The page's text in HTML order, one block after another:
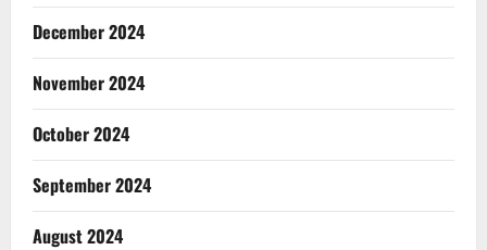
December 2024
November 2024
October 2024
September 2024
August 2024